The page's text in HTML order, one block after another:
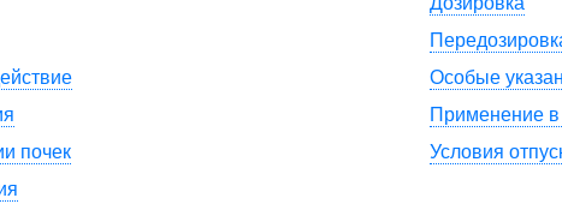
Особые
Применение в
почек
Условия